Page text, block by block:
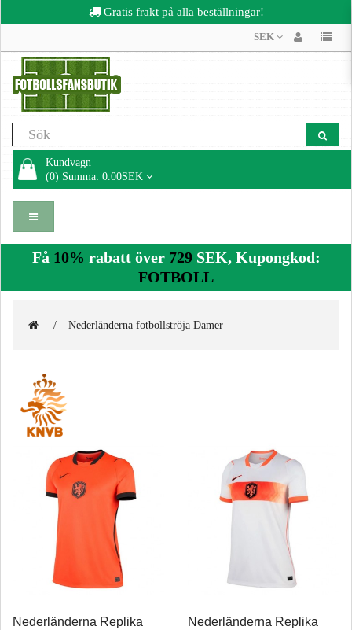
Gratis frakt på alla beställningar!
SEK
Kundvagn
(0) Summa: 0.00SEK
Få 10% rabatt över 729SEK, Kupongkod:
FOTBOLL
Nederländerna fotbollströja Damer
Nederländerna Replika
Nederländerna Replika